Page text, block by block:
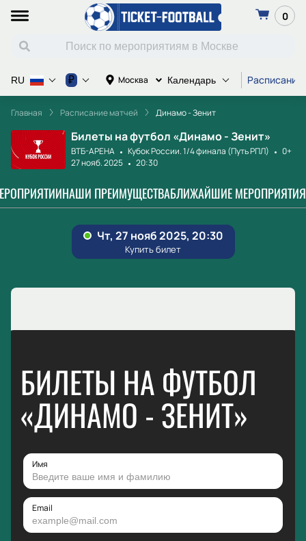
0
Москва Календарь Расписание
RU ₽
Главная Расписание матчей Динамо - Зенит
Билеты на футбол «Динамо - Зенит»
ВТБ-АРЕНА Кубок России. 1/4 финала (Путь РПЛ)
0+
27 нояб. 2025
20:30
НАШИ ПРЕИМУЩЕСТВАБЛИЖАЙШИЕ МЕРОПРИЯТИЯ
БИЛЕТЫ НА ФУТБОЛ
«ДИНАМО - ЗЕНИТ»
Имя
Email